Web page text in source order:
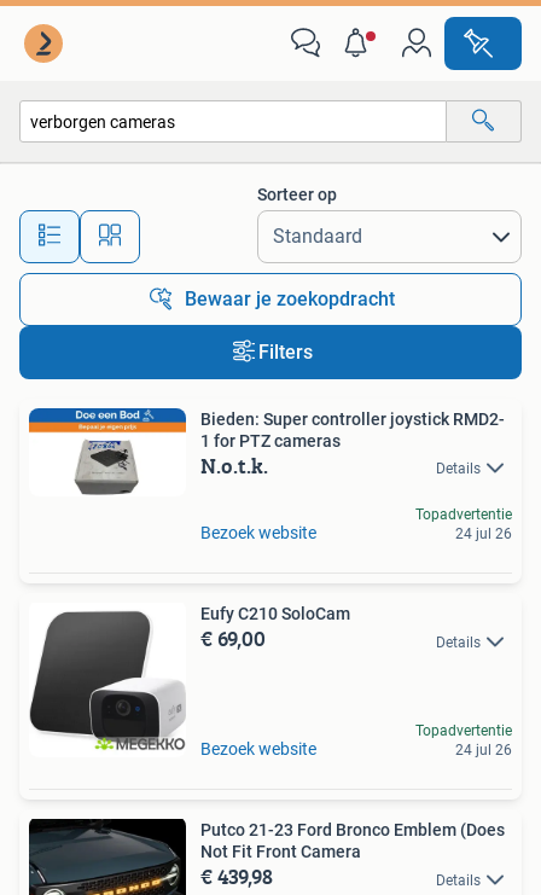
Alle afstanden…
Sorteer op
Bewaar je zoekopdracht
Filters
Bieden: Super controller joystick RMD2-
1 for PTZ cameras
N.o.t.k. Details
Bezoek website
Topadvertentie
24 jul 26
Eufy C210 SoloCam
€ 69,00 Details
Bezoek website
Topadvertentie
24 jul 26
Putco 21-23 Ford Bronco Emblem (Does
Not Fit Front Camera
€ 439,98 Details